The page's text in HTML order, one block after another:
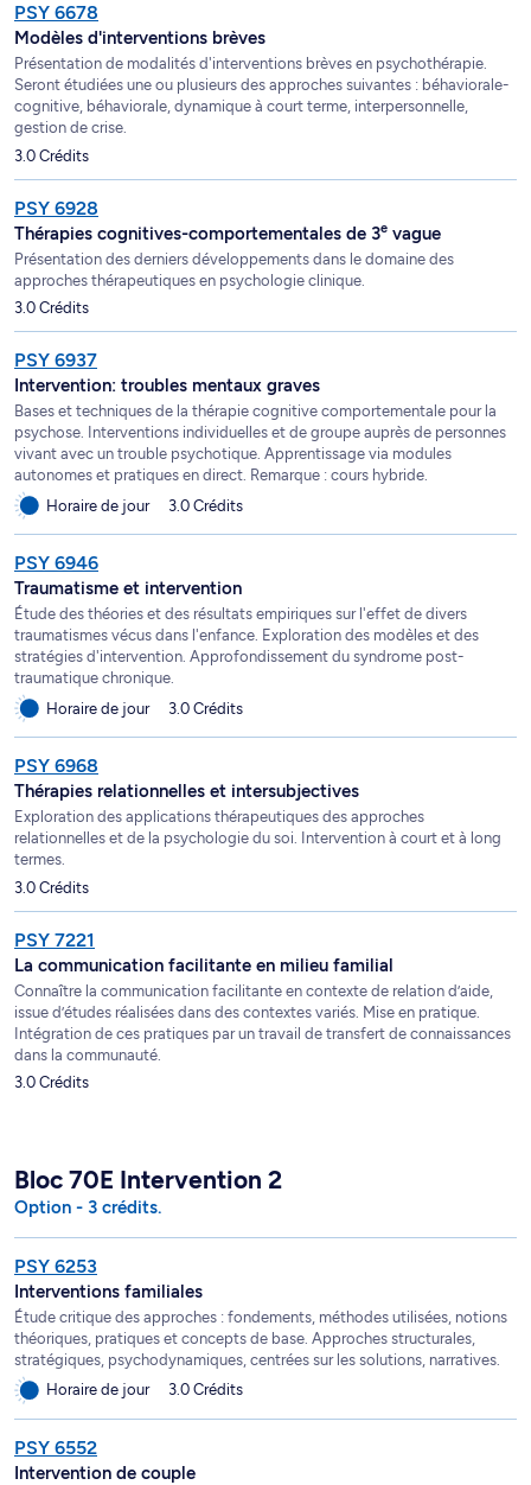
PSY 6678
Modèles d'interventions brèves
Présentation de modalités d'interventions brèves en psychothérapie.
Seront étudiées une ou plusieurs des approches suivantes : béhaviorale-
cognitive, béhaviorale, dynamique à court terme, interpersonnelle,
gestion de crise.
3.0 Crédits
PSY 6928
Thérapies cognitives-comportementales de 3e vague
Présentation des derniers développements dans le domaine des
approches thérapeutiques en psychologie clinique.
3.0 Crédits
PSY 6937
Intervention: troubles mentaux graves
Bases et techniques de la thérapie cognitive comportementale pour la
psychose. Interventions individuelles et de groupe auprès de personnes
vivant avec un trouble psychotique. Apprentissage via modules
autonomes et pratiques en direct. Remarque : cours hybride.
Horaire de jour
3.0 Crédits
PSY 6946
Traumatisme et intervention
Étude des théories et des résultats empiriques sur l'effet de divers
traumatismes vécus dans l'enfance. Exploration des modèles et des
stratégies d'intervention. Approfondissement du syndrome post-
traumatique chronique.
Horaire de jour
3.0 Crédits
PSY 6968
Thérapies relationnelles et intersubjectives
Exploration des applications thérapeutiques des approches
relationnelles et de la psychologie du soi. Intervention à court et à long
termes.
3.0 Crédits
PSY 7221
La communication facilitante en milieu familial
Connaître la communication facilitante en contexte de relation d’aide,
issue d’études réalisées dans des contextes variés. Mise en pratique.
Intégration de ces pratiques par un travail de transfert de connaissances
dans la communauté.
3.0 Crédits
Bloc 70E Intervention 2
Option - 3 crédits.
PSY 6253
Interventions familiales
Étude critique des approches : fondements, méthodes utilisées, notions
théoriques, pratiques et concepts de base. Approches structurales,
stratégiques, psychodynamiques, centrées sur les solutions, narratives.
Horaire de jour
3.0 Crédits
PSY 6552
Intervention de couple